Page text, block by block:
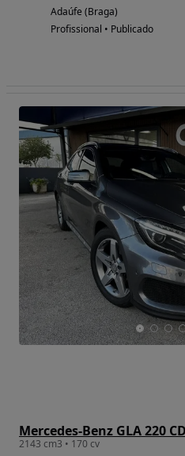
Adaúfe (Braga)
Profissional • Publicado
Mercedes-Benz GLA 220
2143 cm3 • 170 cv